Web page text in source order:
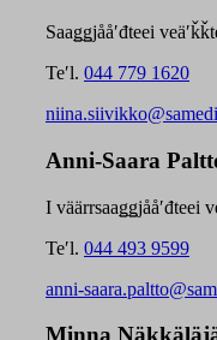
Saaǥǥjååʹđteei
Teʹl. 044 779 1620
Anni-Saara
I väärrsaaǥǥjååʹđteei
Teʹl. 044 493 9599
anni-